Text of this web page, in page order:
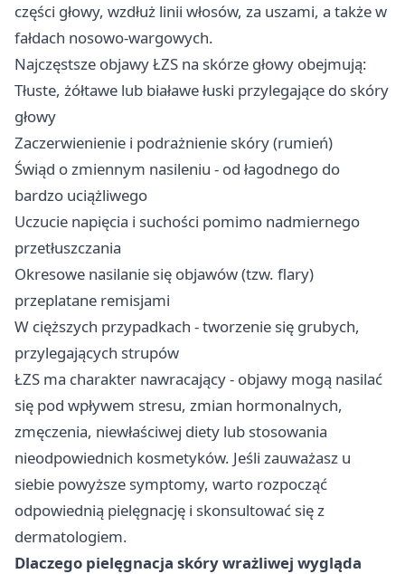
części głowy, wzdłuż linii włosów, za uszami, a także w
fałdach nosowo-wargowych.
Najczęstsze objawy ŁZS na skórze głowy obejmują:
Tłuste, żółtawe lub białawe łuski przylegające do skóry
głowy
Zaczerwienienie i podrażnienie skóry (rumień)
Świąd o zmiennym nasileniu - od łagodnego do
bardzo uciążliwego
Uczucie napięcia i suchości pomimo nadmiernego
przetłuszczania
Okresowe nasilanie się objawów (tzw. flary)
przeplatane remisjami
W cięższych przypadkach - tworzenie się grubych,
przylegających strupów
ŁZS ma charakter nawracający - objawy mogą nasilać
się pod wpływem stresu, zmian hormonalnych,
zmęczenia, niewłaściwej diety lub stosowania
nieodpowiednich kosmetyków. Jeśli zauważasz u
siebie powyższe symptomy, warto rozpocząć
odpowiednią pielęgnację i skonsultować się z
dermatologiem.
Dlaczego pielęgnacja skóry wrażliwej wygląda